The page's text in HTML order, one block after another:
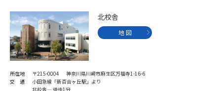
受験準備
志望校・出願校を調べる
併願校選び
北校舎
地 図
所在地
〒215-0004 神奈川県川崎市麻生区万福寺1-16-6
交 通
小田急線「新百合ヶ丘駅」より
北校舎― 徒歩1分